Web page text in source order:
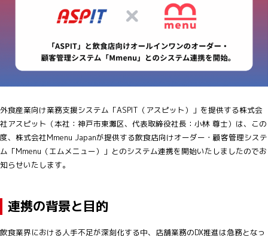
外食産業向け業務支援システム「ASPIT（アスピット）」を提供する株式会
社アスピット（本社：神戸市東灘区、代表取締役社長：小林 尊士）は、この
度、株式会社Mmenu Japanが提供する飲食店向けオーダー・顧客管理システ
ム「Mmenu（エムメニュー）」とのシステム連携を開始いたしましたのでお
知らせいたします。
連携の背景と目的
飲食業界における人手不足が深刻化する中、店舗業務のDX推進は急務となっ